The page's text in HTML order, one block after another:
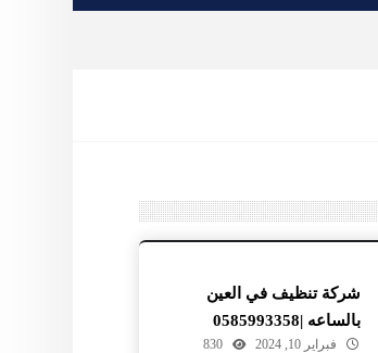
شركة تنظيف في العين
بالساعه |0585993358
فبراير 10, 2024 830